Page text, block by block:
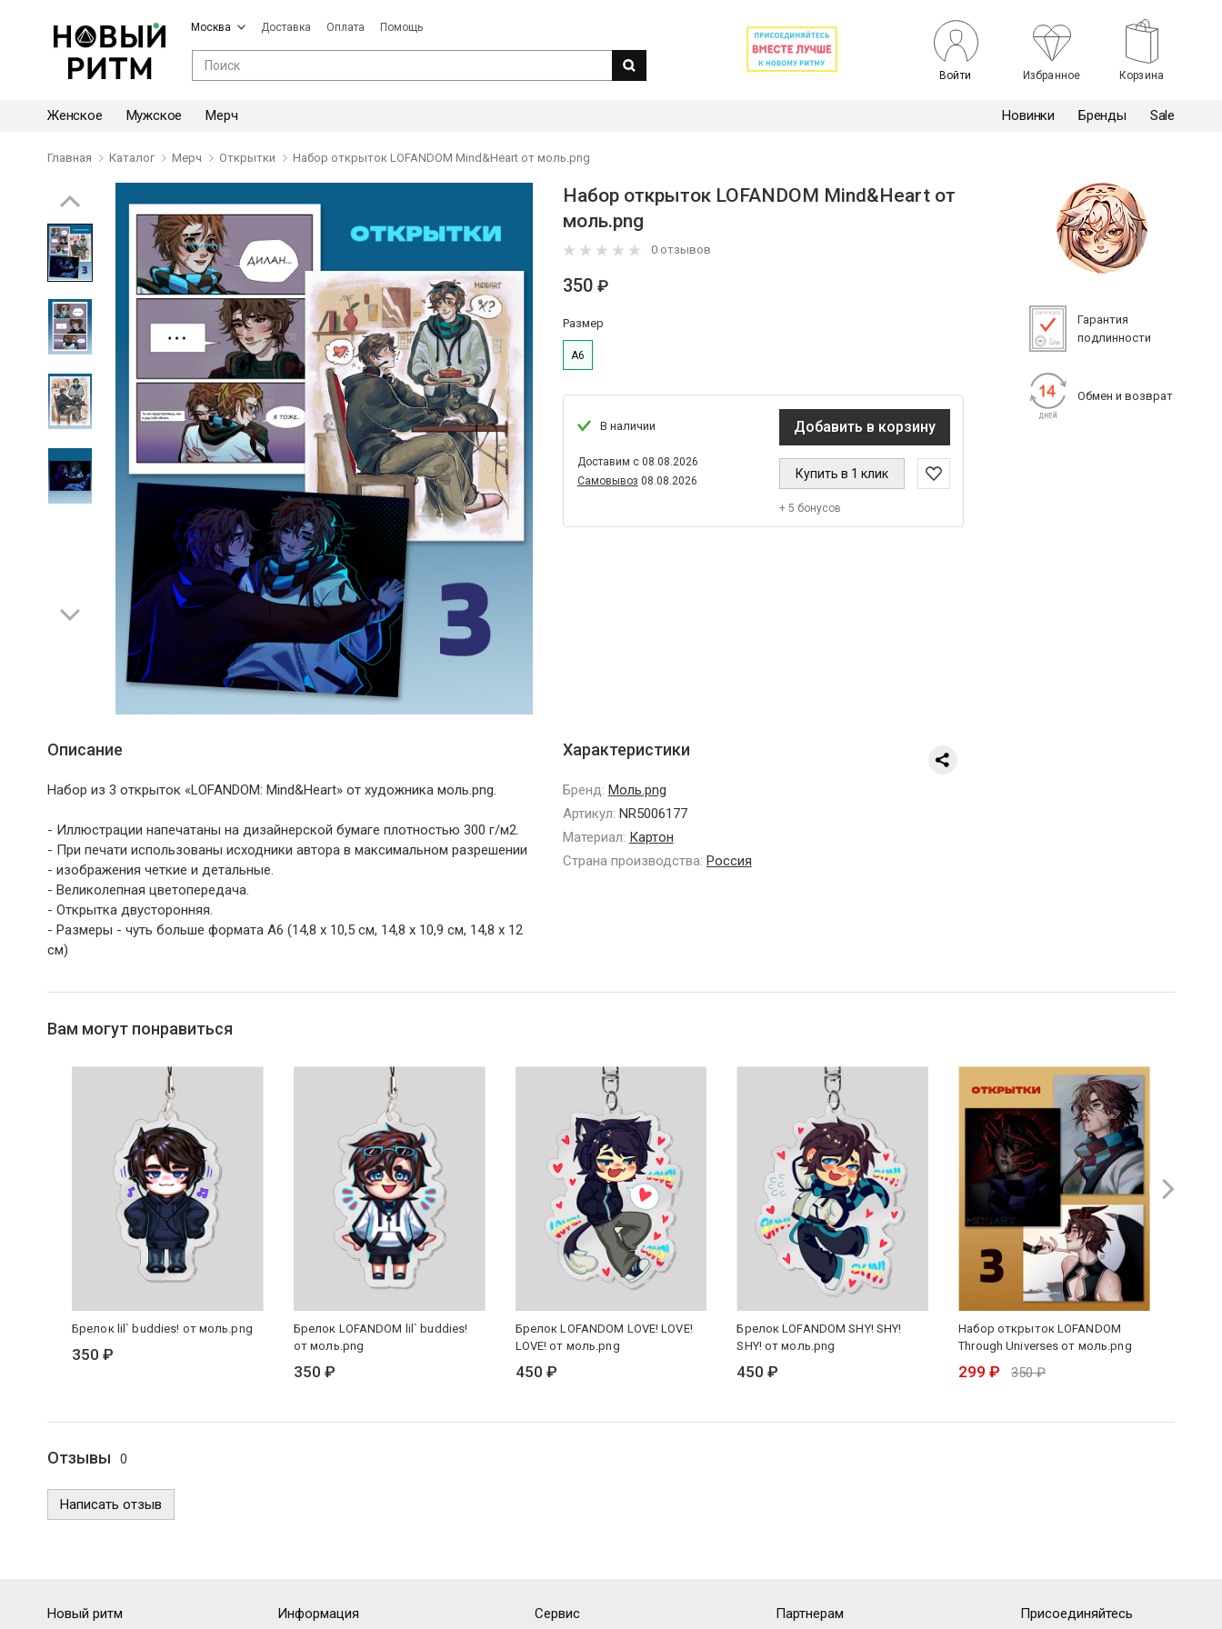
Москва Доставка Оплата Помощь
Войти Избранное Корзина
Женское Мужское Мерч Новинки Бренды Sale
Главная Каталог Мерч Открытки Набор открыток LOFANDOM Mind&Heart от моль.png
Набор открыток LOFANDOM Mind&Heart от
моль.png
0 отзывов
350 ₽
Размер
А6
В наличии
Доставим с 08.08.2026
Самовывоз 08.08.2026
Добавить в корзину
Купить в 1 клик
+ 5 бонусов
Гарантия
подлинности
Обмен и возврат
Описание
Набор из 3 открыток «LOFANDOM: Mind&Heart» от художника моль.png.
- Иллюстрации напечатаны на дизайнерской бумаге плотностью 300 г/м2.
- При печати использованы исходники автора в максимальном разрешении
- изображения четкие и детальные.
- Великолепная цветопередача.
- Открытка двусторонняя.
- Размеры - чуть больше формата А6 (14,8 х 10,5 см, 14,8 х 10,9 см, 14,8 х 12
см)
Характеристики
Бренд: Моль.png
Артикул: NR5006177
Материал: Картон
Страна производства: Россия
Вам могут понравиться
Брелок lil` buddies! от моль.png
350 ₽
Брелок LOFANDOM lil` buddies!
от моль.png
350 ₽
Брелок LOFANDOM LOVE! LOVE!
LOVE! от моль.png
450 ₽
Брелок LOFANDOM SHY! SHY!
SHY! от моль.png
450 ₽
Набор открыток LOFANDOM
Through Universes от моль.png
299 ₽ 350 ₽
Отзывы 0
Написать отзыв
Новый ритм Информация Сервис Партнерам Присоединяйтесь